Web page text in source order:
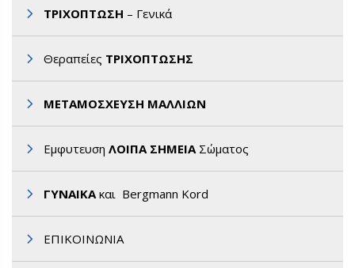
ΤΡΙΧΟΠΤΩΣΗ – Γενικά
Θεραπείες ΤΡΙΧΟΠΤΩΣΗΣ
ΜΕΤΑΜΟΣΧΕΥΣΗ ΜΑΛΛΙΩΝ
Εμφυτευση ΛΟΙΠΑ ΣΗΜΕΙΑΣώματος
ΓΥΝΑΙΚΑκαι Bergmann Kord
ΕΠΙΚΟΙΝΩΝΙΑ